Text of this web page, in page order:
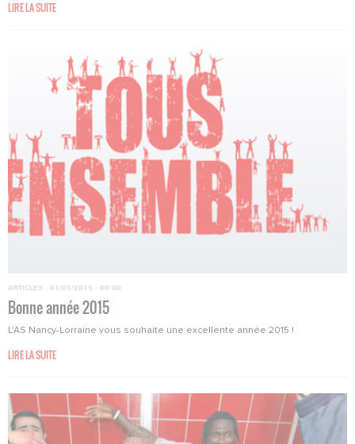
LIRE LA SUITE
ARTICLES · 01/01/2015 - 00:00
Bonne année 2015
L'AS Nancy-Lorraine vous souhaite une excellente année 2015 !
LIRE LA SUITE